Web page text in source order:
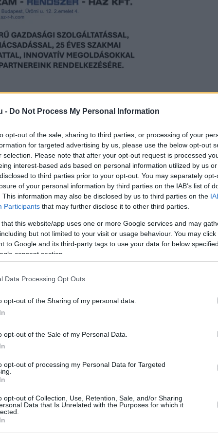
- Do Not Process My Personal Information
opt-out of the sale, sharing to third parties, or processing of your
for targeted advertising by us, please use the below opt-out
selection. Please note that after your opt-out request is processed
interest-based ads based on personal information utilized by us
to third parties prior to your opt-out. You may separately
of your personal information by third parties on the IAB’s list of
This information may also be disclosed by us to third parties on the
Participants that may further disclose it to other third parties.
that this website/app uses one or more Google services and may
but not limited to your visit or usage behaviour. You may
to Google and its third-party tags to use your data for below
consent section.
Data Processing Opt Outs
opt-out of the Sharing of my personal data.
opt-out of the Sale of my Personal Data.
opt-out of processing my Personal Data for Targeted
opt-out of Collection, Use, Retention, Sale, and/or Sharing
Data that Is Unrelated with the Purposes for which it
meg a terhességét, végül egy kisfiút hozott a
– mondta.A közvéleményt azonban
a gyermekét.
nem kellett volna megszületnie, mert nem lesz
és úgy gondolom, hogy végtagok nélkül is
-nak.
összetört. Férjével azonban tisztázták a
sem bánták meg döntésüket. A kisfiú
ügyes, mint a többi korabeli baba. Mosolygós
mindig találkozunk olyan emberekkel, akik
meg se született volna
történeteinek köszönhetően Bonnie most
áll. A végtagok nélküli emberek tanulnak, jó
a világban. És gyakran boldogabbak, mint az
megteszünk azért, hogy egyszer az életben
mellette, ha bármire szüksége van” –